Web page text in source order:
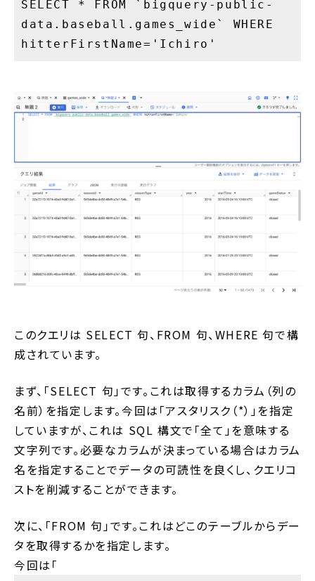
SELECT * FROM `bigquery-public-
data.baseball.games_wide` WHERE
hitterFirstName='Ichiro'
このクエリは SELECT 句、FROM 句、WHERE 句で構
成されています。
まず、「SELECT 句」です。これは取得するカラム（列の
名前）を指定します。今回は「アスタリスク（*）」を指定
していますが、これは SQL 構文で「全て」を意味する
文字列です。必要なカラムが決まっている場合はカラム
名を指定することでデータの可読性を良くし、クエリコ
ストを削減することができます。
次に、「FROM 句」です。これはどこのテーブルからデー
タを取得するかを指定します。
今回は「